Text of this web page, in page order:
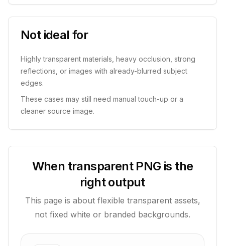
Not ideal for
Highly transparent materials, heavy occlusion, strong
reflections, or images with already-blurred subject
edges.
These cases may still need manual touch-up or a
cleaner source image.
When transparent PNG is the
right output
This page is about flexible transparent assets,
not fixed white or branded backgrounds.